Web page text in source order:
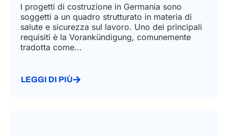
I progetti di costruzione in Germania sono
soggetti a un quadro strutturato in materia di
salute e sicurezza sul lavoro. Uno dei principali
requisiti è la Vorankündigung, comunemente
tradotta come...
LEGGI DI PIÙ